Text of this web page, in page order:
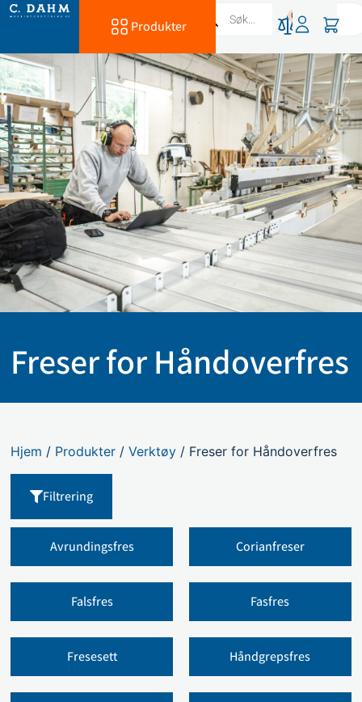
Produkter
0
Freser for Håndoverfres
Hjem / Produkter /Verktøy / Freser for Håndoverfres
Filtrering
Avrundingsfres Corianfreser
Falsfres Fasfres
Fresesett Håndgrepsfres